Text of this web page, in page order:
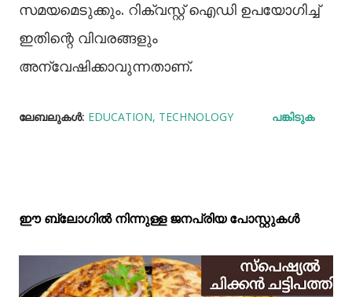
സമയമെടുക്കും. റിക്വസ്റ്റ് ഐഡി ഉപയോഗിച്ച്
ഇതിന്റെ വിവരങ്ങളും
അന്വേഷിക്കാവുന്നതാണ്.
ലേബലുകള്‍: EDUCATION TECHNOLOGY പങ്കിടുക
ഈ ബ്ലോഗിൽ നിന്നുള്ള ജനപ്രിയ പോസ്റ്റുകള്‍‌